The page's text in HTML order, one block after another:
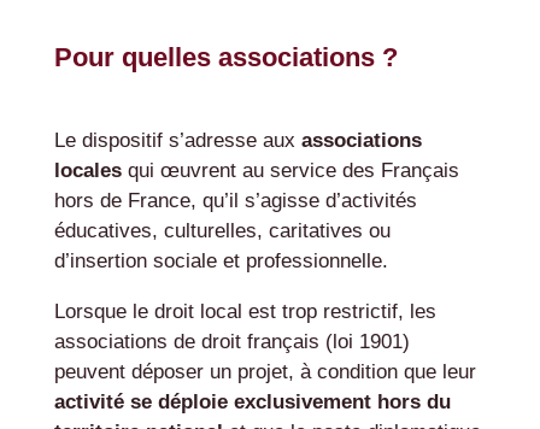
Pour quelles associations ?
Le dispositif s’adresse aux associations
localesqui œuvrent au service des Français
hors de France, qu’il s’agisse d’activités
éducatives, culturelles, caritatives ou
d’insertion sociale et professionnelle.
Lorsque le droit local est trop restrictif, les
associations de droit français (loi 1901)
peuvent déposer un projet, à condition que leur
activité se déploie exclusivement hors du